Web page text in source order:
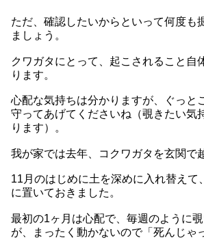
ただ、確認したいからといって何度も
ましょう。
クワガタにとって、起こされること自
ります。
心配な気持ちは分かりますが、ぐっと
守ってあげてくださいね（覗きたい気
ります）。
我が家では去年、コクワガタを玄関で
11月のはじめに土を深めに入れ替えて
に置いておきました。
最初の1ヶ月は心配で、毎週のように
が、まったく動かないので「死んじゃ